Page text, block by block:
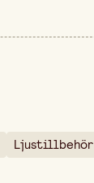
Ljustillbehör